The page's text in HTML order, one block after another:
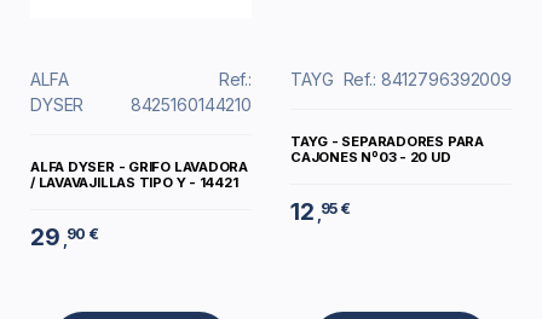
ALFA
DYSER
Ref.:
8425160144210
ALFA DYSER - GRIFO LAVADORA
/ LAVAVAJILLAS TIPO Y - 14421
29 90 €
TAYG Ref.: 8412796392009
TAYG - SEPARADORES PARA
CAJONES Nº03 - 20 UD
12 95 €